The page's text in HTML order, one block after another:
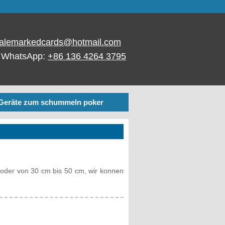
+86 136 4264 3795
zum schummeln poker
von 30 cm bis 50 cm, wir konnen